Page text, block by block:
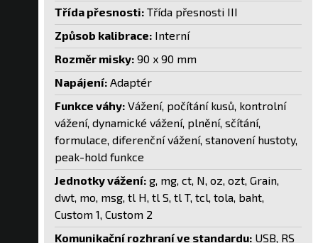
Třída přesnosti: Třída přesnosti III
Způsob kalibrace: Interní
Rozměr misky: 90 x 90 mm
Napájení: Adaptér
Funkce váhy: Vážení, počítání kusů, kontrolní
vážení, dynamické vážení, plnění, sčítání,
formulace, diferenční vážení, stanovení hustoty,
peak-hold funkce
Jednotky vážení: g, mg, ct, N, oz, ozt, Grain,
dwt, mo, msg, tl H, tl S, tl T, tcl, tola, baht,
Custom 1, Custom 2
Komunikační rozhraní ve standardu: USB, RS